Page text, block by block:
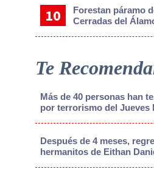
Forestan páramo
Cerradas del
Te
Más de 40 personas han
por terrorismo del Jueves
Después de 4 meses,
hermanitos de Eithan